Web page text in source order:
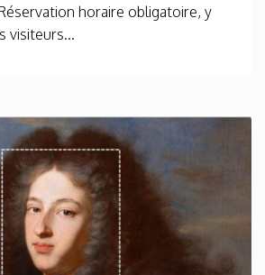
horaire obligatoire, y
visiteurs...